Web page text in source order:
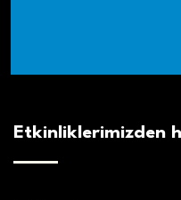
Etkinliklerimizden